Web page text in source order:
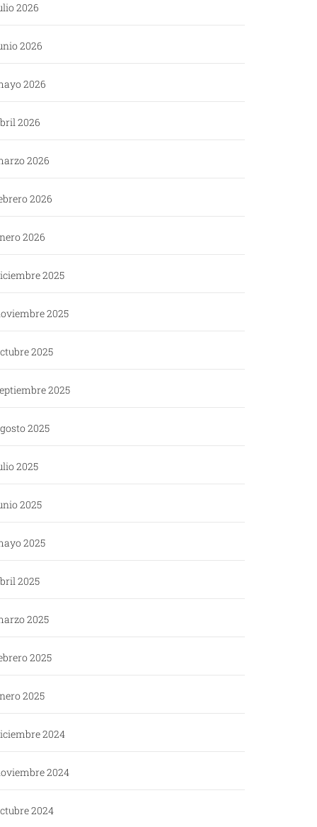
2026
2026
2026
2026
2026
2026
2026
2025
2025
2025
2025
2025
2025
2025
2025
2025
2025
2025
2025
2024
2024
2024